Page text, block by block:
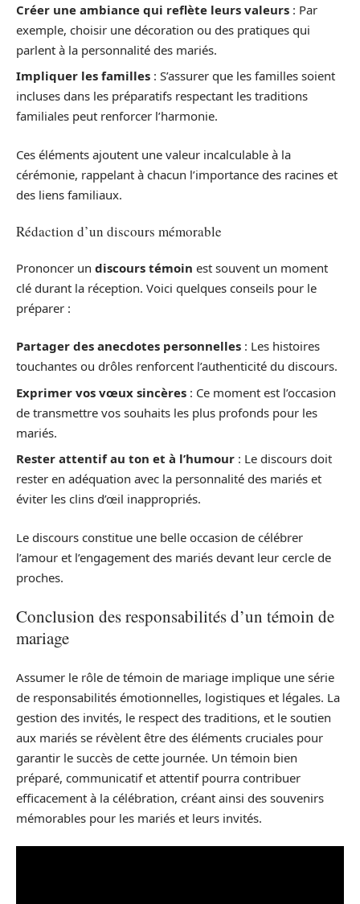
Créer une ambiance qui reflète leurs valeurs : Par
exemple, choisir une décoration ou des pratiques qui
parlent à la personnalité des mariés.
Impliquer les familles : S’assurer que les familles soient
incluses dans les préparatifs respectant les traditions
familiales peut renforcer l’harmonie.
Ces éléments ajoutent une valeur incalculable à la
cérémonie, rappelant à chacun l’importance des racines et
des liens familiaux.
Rédaction d’un discours mémorable
Prononcer un discours témoin est souvent un moment
clé durant la réception. Voici quelques conseils pour le
préparer :
Partager des anecdotes personnelles : Les histoires
touchantes ou drôles renforcent l’authenticité du discours.
Exprimer vos vœux sincères : Ce moment est l’occasion
de transmettre vos souhaits les plus profonds pour les
mariés.
Rester attentif au ton et à l’humour : Le discours doit
rester en adéquation avec la personnalité des mariés et
éviter les clins d’œil inappropriés.
Le discours constitue une belle occasion de célébrer
l’amour et l’engagement des mariés devant leur cercle de
proches.
Conclusion des responsabilités d’un témoin de
mariage
Assumer le rôle de témoin de mariage implique une série
de responsabilités émotionnelles, logistiques et légales. La
gestion des invités, le respect des traditions, et le soutien
aux mariés se révèlent être des éléments cruciales pour
garantir le succès de cette journée. Un témoin bien
préparé, communicatif et attentif pourra contribuer
efficacement à la célébration, créant ainsi des souvenirs
mémorables pour les mariés et leurs invités.